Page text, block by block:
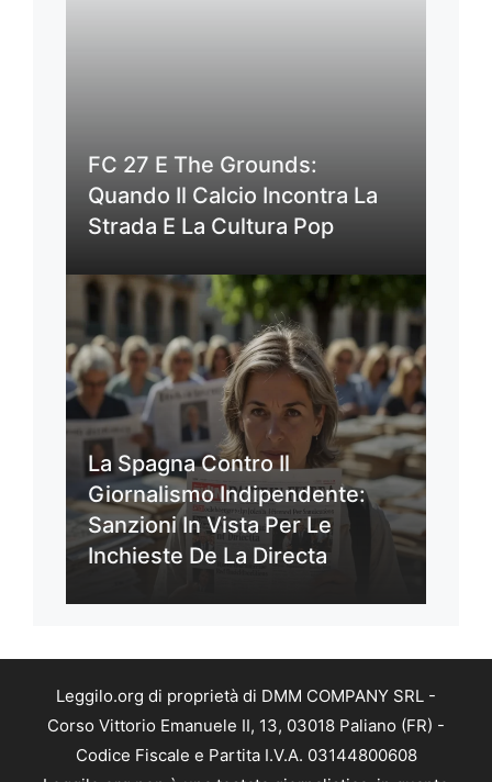
FC 27 E The Grounds:
Quando Il Calcio Incontra La
Strada E La Cultura Pop
La Spagna Contro Il
Giornalismo Indipendente:
Sanzioni In Vista Per Le
Inchieste De La Directa
Leggilo.org di proprietà di DMM COMPANY SRL -
Corso Vittorio Emanuele II, 13, 03018 Paliano (FR) -
Codice Fiscale e Partita I.V.A. 03144800608